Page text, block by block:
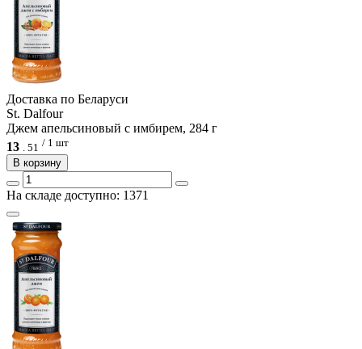
Доcтавка по Беларуси
St. Dalfour
Джем апельсиновый с имбирем, 284 г
13
51 / 1 шт
В корзину
На складе доступно: 1371